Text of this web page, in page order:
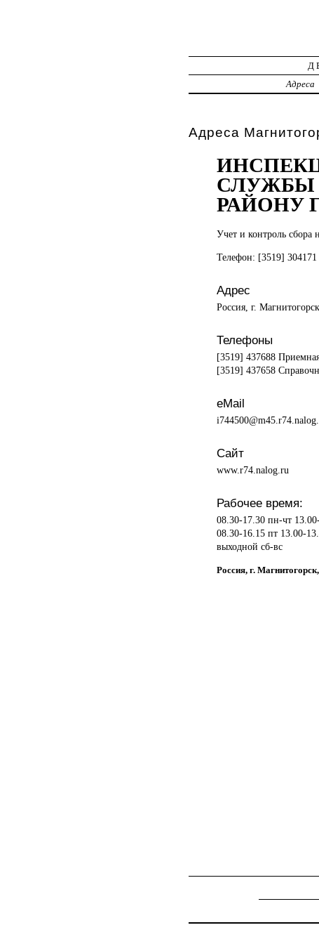
Адреса
Адреса
СЛУЖБЫ
РАЙОНУ
Учет и контроль сбора
Телефон: [3519]
Адрес
Россия, г.
Телефоны
[3519] 437688
[3519] 437658
eMail
Сайт
www.r74.nalog.ru
Рабочее время:
08.30-17.30 пн-чт
08.30-16.15 пт 13.00-
выходной сб-вс
Россия, г.